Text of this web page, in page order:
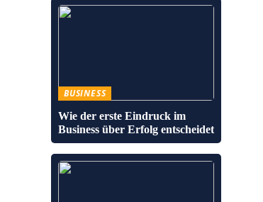
BUSINESS
Wie der erste Eindruck im
Business über Erfolg entscheidet